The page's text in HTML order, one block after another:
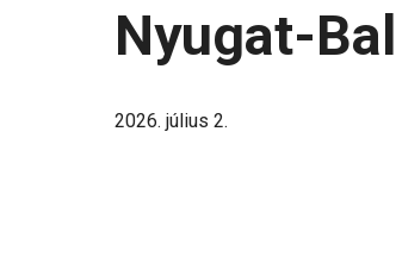
Nyugat-
2026. július 2.